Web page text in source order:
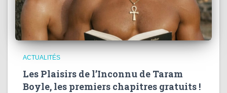
ACTUALITÉS
Les Plaisirs de l’Inconnu de Taram
Boyle, les premiers chapitres gratuits !